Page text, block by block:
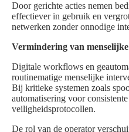
Door gerichte acties nemen
effectiever in gebruik en
netwerken zonder onnodige
Vermindering van
Digitale workflows en
routinematige menselijke
Bij kritieke systemen zoals
automatisering voor
veiligheidsprotocollen.
De rol van de operator